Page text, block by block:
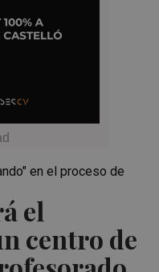
el
centro de
en el proceso de